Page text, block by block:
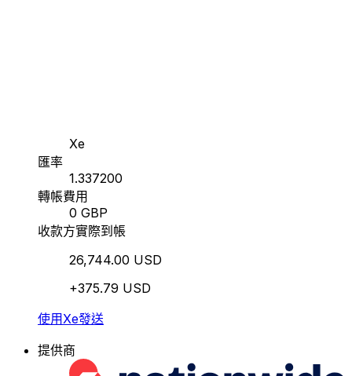
Xe
匯率
1.337200
轉帳費用
0 GBP
收款方實際到帳
26,744.00 USD
+375.79 USD
使用Xe發送
提供商